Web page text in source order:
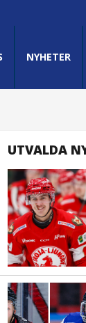
NYHETER
UTVALDA